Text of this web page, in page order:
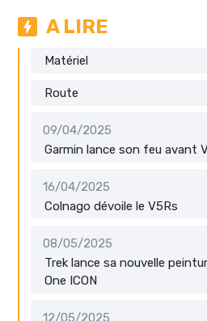
A LIRE
Matériel
Route
09/04/2025
Garmin lance son feu avant
16/04/2025
Colnago dévoile le V5Rs
08/05/2025
Trek lance sa nouvelle
One ICON
12/05/2025